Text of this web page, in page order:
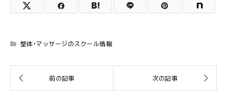
整体・マッサージのスクール情報